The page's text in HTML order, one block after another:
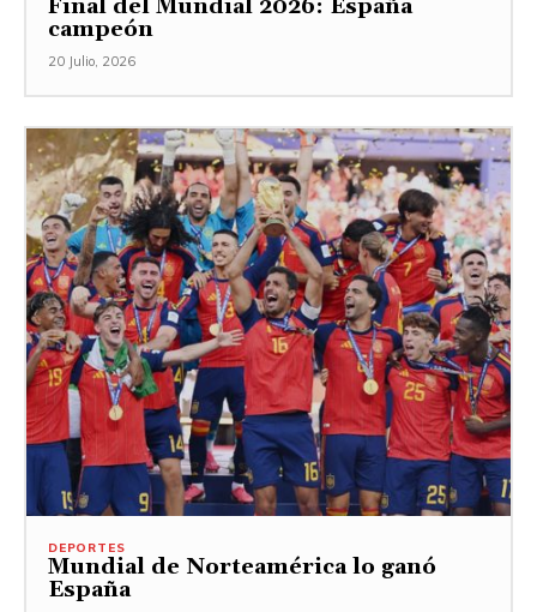
Final del Mundial 2026: España
campeón
20 Julio, 2026
DEPORTES
Mundial de Norteamérica lo ganó
España